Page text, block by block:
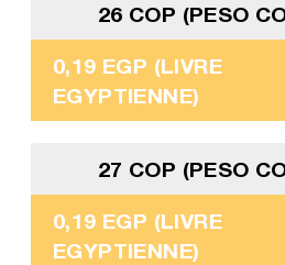
26 COP (PESO
0,19 EGP (LIVRE
EGYPTIENNE)
27 COP (PESO
0,19 EGP (LIVRE
EGYPTIENNE)